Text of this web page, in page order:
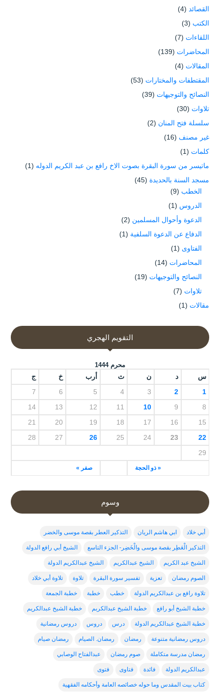
القصائد (4)
الكتب (3)
اللقاءات (7)
المحاضرات (139)
المقالات (4)
المقتطفات والمختارات (53)
النصائح والتوجيهات (39)
تلاوات (30)
سلسلة فتح المنان (2)
غير مصنف (16)
كلمات (1)
ماتيسر من سورة البقرة بصوت الاخ رافع بن عبد الكريم الدوله (1)
مسجد السنة بالحديدة (45)
الخطب (9)
الدروس (1)
الدعوة وأحوال المسلمين (2)
الدفاع عن الدعوة السلفية (1)
الفتاوى (1)
المحاضرات (14)
النصائح والتوجيهات (19)
تلاوات (7)
مقالات (1)
التقويم الهجري
محرم 1444
س د ن ث أرب خ ج
« ذو الحجة صفر »
1
2
3
4
5
6
7
8
9
10
11
12
13
14
15
16
17
18
19
20
21
22
23
24
25
26
27
28
29
وسوم
أبي خلاد ابي هاشم الريان التذكير العطر بقصة موسى والخضر
التذكير الْعَطِر بقصة موسى والْخَضِر- الجزء التاسع الشيخ أبي رافع الدولة
الشيخ عبد الكريم الشيخ عبدالكريم الشيخ عبدالكريم الدولة
الصوم رمضان تعزية تفسير سورة البقرة تلاوة تلاوة أبي خلاد
تلاوة رافع بن عبدالكريم الدولة خطب خطبة خطبة الجمعة
خطبة الشيخ أبو رافع خطبة الشيخ عبدالكربم خطبة الشيخ عبدالكريم
خطبة الشيخ عبدالكريم الدولة درس دروس دروس رمضانية
دروس رمضانية متنوعة رمضان رمضان. الصيام رمضان صيام
رمضان مدرسة متكاملة صوم رمضان عبدالفتاح الوصابي
عبدالكريم الدولة فائدة فتاوى فتوى
كتاب بيت المقدس وما حوله خصائصه العامة وأحكامه الفقهية